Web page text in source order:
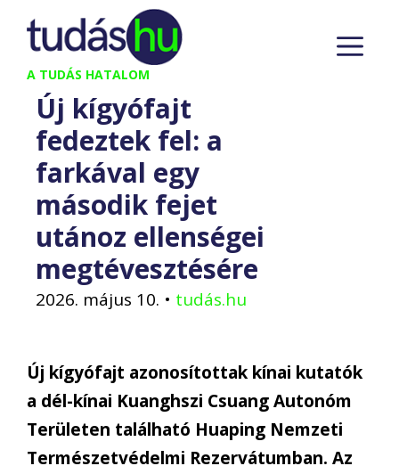
Kilépés
tartalomba
A TUDÁS HATALOM
Új kígyófajt
fedeztek fel: a
farkával egy
második fejet
utánoz ellenségei
megtévesztésére
2026. május 10. • tudás.hu
Új kígyófajt azonosítottak kínai kutatók
a dél-kínai Kuanghszi Csuang Autonóm
Területen található Huaping Nemzeti
Természetvédelmi Rezervátumban. Az